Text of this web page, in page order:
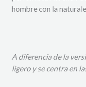
hombre con la
A diferencia de la
ligero y se centra en